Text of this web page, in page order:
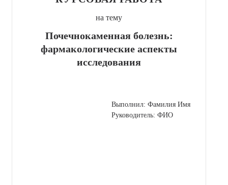
на тему
Почечнокаменная болезнь:
фармакологические аспекты
исследования
Выполнил: Фамилия Имя
Руководитель: ФИО